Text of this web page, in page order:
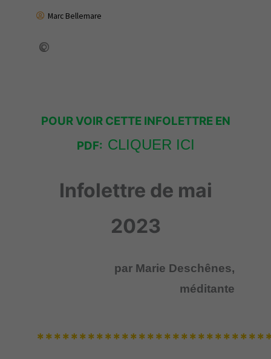
Marc Bellemare
POUR VOIR CETTE INFOLETTRE EN
PDF: CLIQUER ICI
Infolettre de mai
2023
par Marie Deschênes,
méditante